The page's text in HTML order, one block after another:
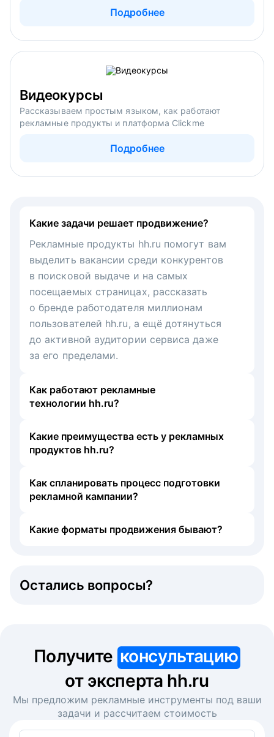
Подробнее
Видеокурсы
Рассказываем простым языком, как работают
рекламные продукты и платформа Clickme
Подробнее
Какие задачи решает продвижение?
Рекламные продукты hh.ru помогут вам
выделить вакансии среди конкурентов
в поисковой выдаче и на самых
посещаемых страницах, рассказать
о бренде работодателя миллионам
пользователей hh.ru, а ещё дотянуться
до активной аудитории сервиса даже
за его пределами.
Как работают рекламные
технологии hh.ru?
Какие преимущества есть у рекламных
продуктов hh.ru?
Как спланировать процесс подготовки
рекламной кампании?
Какие форматы продвижения бывают?
Остались вопросы?
Получите консультацию
от эксперта hh.ru
Мы предложим рекламные инструменты под ваши
задачи и рассчитаем стоимость